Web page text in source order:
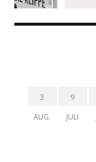
3
AUG.
9
JULI